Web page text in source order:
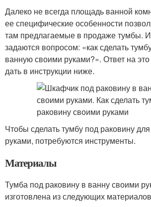
Далеко не всегда площадь ванной
ее специфические особенности
там предлагаемые в продаже тумбы.
задаются вопросом: «как сделать
ванную своими руками?». Ответ на
дать в инструкции ниже.
Чтобы сделать тумбу под раковину
руками, потребуются инструменты.
Материалы
Тумба под раковину в ванну своими
изготовлена из следующих